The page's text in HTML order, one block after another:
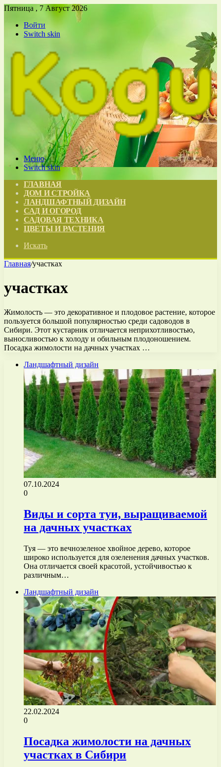
Пятница , 7 Август 2026
Войти
Switch skin
Меню
Switch skin
ГЛАВНАЯ
ДОМ И СТРОЙКА
ЛАНДШАФТНЫЙ ДИЗАЙН
САД И ОГОРОД
САДОВАЯ ТЕХНИКА
ЦВЕТЫ И РАСТЕНИЯ
Искать
Главная/участках
участках
Жимолость — это декоративное и плодовое растение, которое
пользуется большой популярностью среди садоводов в
Сибири. Этот кустарник отличается неприхотливостью,
выносливостью к холоду и обильным плодоношением.
Посадка жимолости на дачных участках …
Ландшафтный дизайн
07.10.2024
0
Виды и сорта туи, выращиваемой
на дачных участках
Туя — это вечнозеленое хвойное дерево, которое
широко используется для озеленения дачных участков.
Она отличается своей красотой, устойчивостью к
различным…
Ландшафтный дизайн
22.02.2024
0
Посадка жимолости на дачных
участках в Сибири